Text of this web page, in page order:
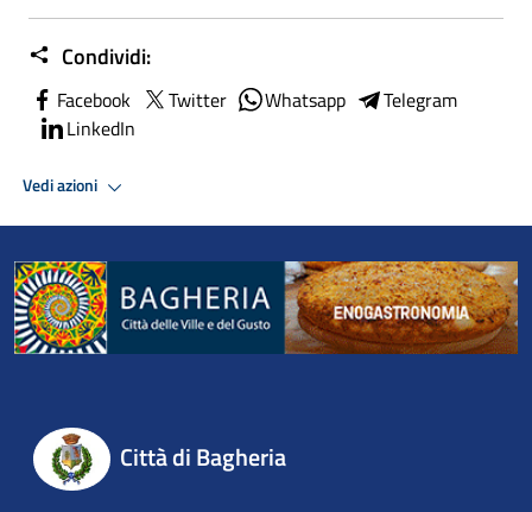
Condividi:
Facebook Twitter Whatsapp
Telegram
LinkedIn
Vedi azioni
Città di Bagheria